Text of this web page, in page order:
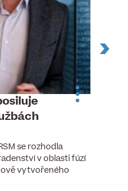
se rozhodla
v oblasti fúzí
vytvořeného